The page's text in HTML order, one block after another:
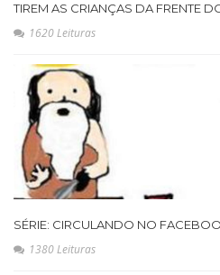
TIREM AS CRIANÇAS DA FRENTE
1620 Leituras
SÉRIE: CIRCULANDO NO
1380 Leituras